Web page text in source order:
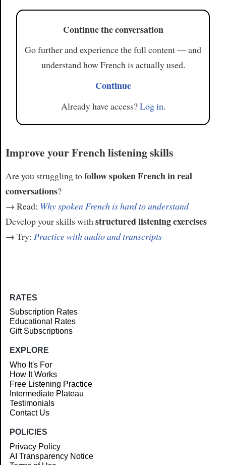
Continue the conversation
Go further and experience the full content — and
understand how French is actually used.
Continue
Already have access?Log in.
Improve your French listening skills
Are you struggling tofollow spoken French in real
conversations?
→ Read: Why spoken French is hard to understand
Develop your skills withstructured listening exercises
→ Try: Practice with audio and transcripts
RATES
Subscription Rates
Educational Rates
Gift Subscriptions
EXPLORE
Who It's For
How It Works
Free Listening Practice
Intermediate Plateau
Testimonials
Contact Us
POLICIES
Privacy Policy
AI Transparency Notice